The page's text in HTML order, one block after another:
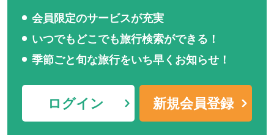
会員限定のサービスが充実
いつでもどこでも旅行検索ができる！
季節ごと旬な旅行をいち早くお知らせ！
ログイン 新規会員登録